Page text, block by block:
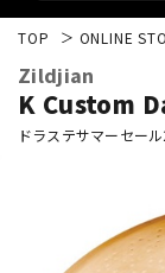
ベース
TOP ONLINE
Zildjian
K Custom
ドラステサマーセー